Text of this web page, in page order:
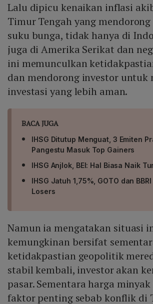
Lalu dipicu kenaikan inflasi
Timur Tengah yang
suku bunga, tidak hanya di
juga di Amerika Serikat dan
ini memunculkan
dan mendorong investor untuk
investasi yang lebih aman.
BACA JUGA
IHSG Ditutup Menguat, 3 Emiten
Pangestu Masuk Top Gainers
IHSG Anjlok, BEI: Hal Biasa Naik
IHSG Jatuh 1,75%, GOTO dan
Losers
Namun ia mengatakan situasi
kemungkinan bersifat
ketidakpastian geopolitik
stabil kembali, investor akan
pasar. Sementara harga
faktor penting sebab konflik di